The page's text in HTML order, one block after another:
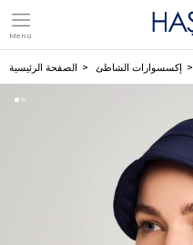
Menü
تسجيل دخول العضو الصفحة الرئيسية إكسسوارات الشاطئ